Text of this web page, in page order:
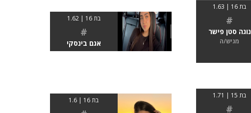
בת 16 | 1.63
#
נוגה סטן פישר
מגיש/ה
בת 16 | 1.62
#
אגם בינסקי
בת 15 | 1.71
#
בת 16 | 1.6